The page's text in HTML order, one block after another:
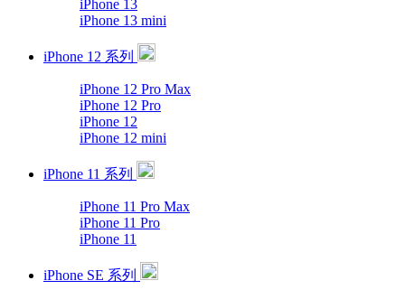
iPhone 13
iPhone 13 mini
iPhone 12 系列
iPhone 12 Pro Max
iPhone 12 Pro
iPhone 12
iPhone 12 mini
iPhone 11 系列
iPhone 11 Pro Max
iPhone 11 Pro
iPhone 11
iPhone SE 系列